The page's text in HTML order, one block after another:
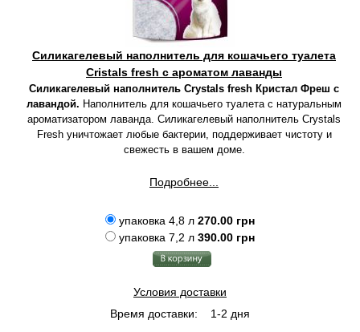
Силикагелевый наполнитель для кошачьего туалета
Cristals fresh с ароматом лаванды
Силикагелевый наполнитель Crystals fresh Кристал Фреш с
лавандой. Наполнитель для кошачьего туалета с натуральным
ароматизатором лаванда. Силикагелевый наполнитель Crystals
Fresh уничтожает любые бактерии, поддерживает чистоту и
свежесть в вашем доме.
Подробнее...
упаковка 4,8 л 270.00 грн
упаковка 7,2 л 390.00 грн
Условия доставки
Время доставки:
1-2 дня